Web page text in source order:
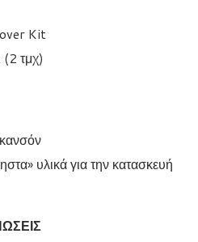
Kit
τμχ)
υλικά για την κατασκευή